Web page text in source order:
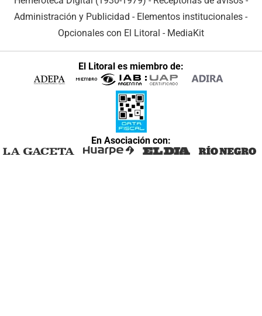
Administración y Publicidad - Elementos institucionales -
Opcionales con El Litoral - MediaKit
El Litoral es miembro de:
En Asociación con: